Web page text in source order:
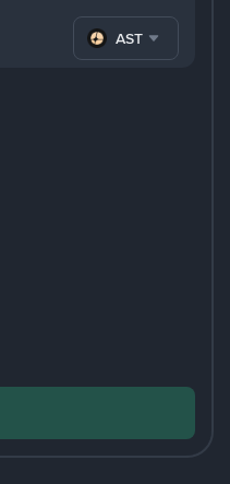
ASTER